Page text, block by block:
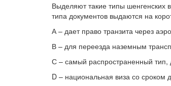
Выделяют такие типы шенгенских
типа документов выдаются на
А – дает право транзита через
В – для переезда наземным
С – самый распространенный тип,
D – национальная виза со сроком